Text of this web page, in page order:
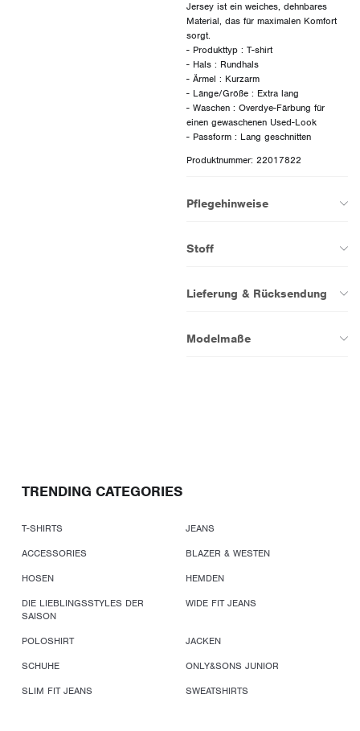
Jersey ist ein weiches, dehnbares
Material, das für maximalen Komfort
sorgt.
- Produkttyp : T-shirt
- Hals : Rundhals
- Ärmel : Kurzarm
- Länge/Größe : Extra lang
- Waschen : Overdye-Färbung für
einen gewaschenen Used-Look
- Passform : Lang geschnitten
Produktnummer: 22017822
Pflegehinweise
Stoff
Lieferung & Rücksendung
Modelmaße
TRENDING CATEGORIES
T-SHIRTS
JEANS
ACCESSORIES
BLAZER & WESTEN
HOSEN
HEMDEN
DIE LIEBLINGSSTYLES DER
SAISON
WIDE FIT JEANS
POLOSHIRT
JACKEN
SCHUHE
ONLY&SONS JUNIOR
SLIM FIT JEANS
SWEATSHIRTS